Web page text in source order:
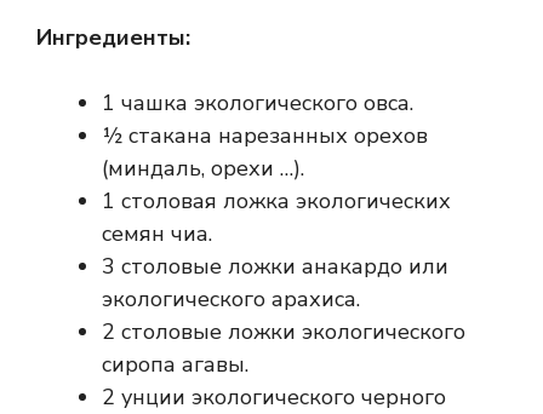
Ингредиенты:
1 чашка экологического овса.
½ стакана нарезанных орехов
(миндаль, орехи …).
1 столовая ложка экологических
семян чиа.
3 столовые ложки анакардо или
экологического арахиса.
2 столовые ложки экологического
сиропа агавы.
2 унции экологического черного